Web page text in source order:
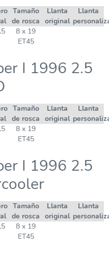
Tamaño
de rosca
Llanta
original
Llanta
8 x 19
ET45
I 1996 2.5
Tamaño
de rosca
Llanta
original
Llanta
8 x 19
ET45
I 1996 2.5
Tamaño
de rosca
Llanta
original
Llanta
8 x 19
ET45